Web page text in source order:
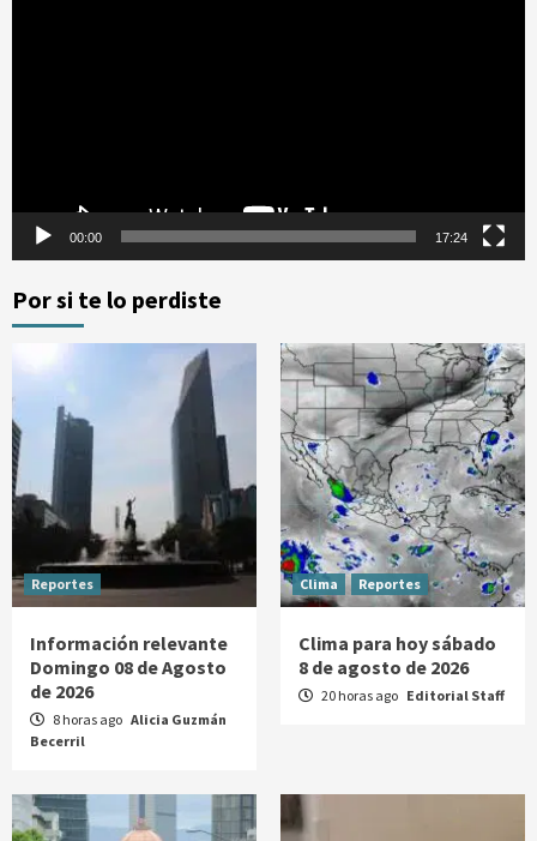
00:00 17:24
Por si te lo perdiste
Reportes
Información relevante
Domingo 08 de Agosto
de 2026
8 horas ago Alicia Guzmán
Becerril
Clima Reportes
Clima para hoy sábado
8 de agosto de 2026
20 horas ago Editorial Staff